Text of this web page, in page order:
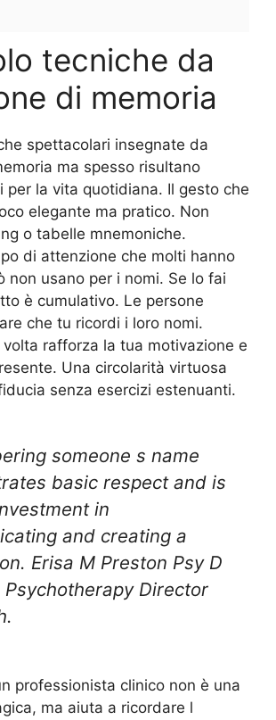
tecniche da
di memoria
spettacolari insegnate da
ma spesso risultano
per la vita quotidiana. Il gesto che
elegante ma pratico. Non
o tabelle mnemoniche.
di attenzione che molti hanno
non usano per i nomi. Se lo fai
è cumulativo. Le persone
che tu ricordi i loro nomi.
volta rafforza la tua motivazione e
Una circolarità virtuosa
senza esercizi estenuanti.
someone s name
basic respect and is
in
and creating a
Erisa M Preston Psy D
Psychotherapy Director
professionista clinico non è una
ma aiuta a ricordare l